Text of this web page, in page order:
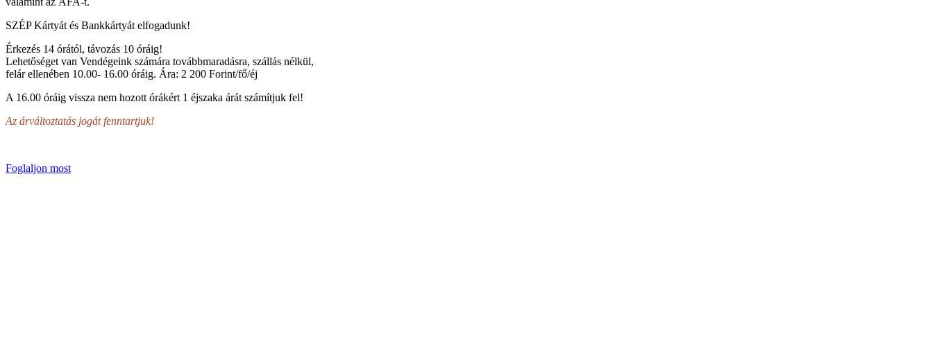
SZÉP Kártyát és Bankkártyát elfogadunk!
Érkezés 14 órától, távozás 10 óráig!
Lehetőséget van Vendégeink számára továbbmaradásra, szállás nélkül,
felár ellenében 10.00- 16.00 óráig. Ára: 2 200 Forint/fő/éj
A 16.00 óráig vissza nem hozott órákért 1 éjszaka árát számítjuk fel!
Az árváltoztatás jogát fenntartjuk!
Foglaljon most